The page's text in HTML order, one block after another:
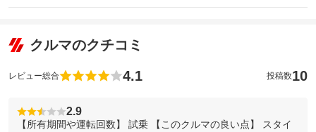
クルマのクチコミ
レビュー総合 4.1 投稿数10
2.9
【所有期間や運転回数】 試乗 【このクルマの良い点】 スタイ